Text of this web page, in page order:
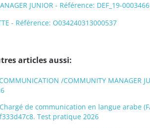
JUNIOR - Référence: DEF_19-
- Référence: O034240313000537
articles aussi:
/COMMUNITY MANAGER
de communication en langue arabe
Test pratique 2026